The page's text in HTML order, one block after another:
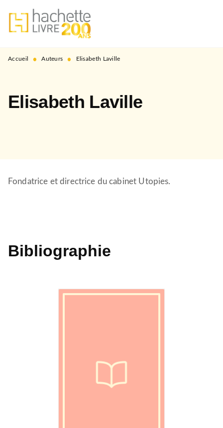
MENU RECHERCHE
PIED DE PAGE
Accueil • Auteurs • Elisabeth Laville
Elisabeth Laville
Fondatrice et directrice du cabinet Utopies.
Bibliographie